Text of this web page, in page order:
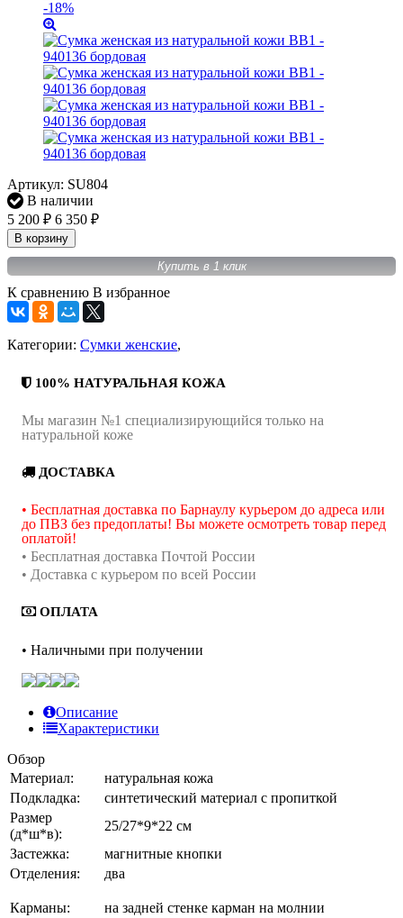
-18%
Артикул: SU804
В наличии
5 200 ₽ 6 350 ₽
В корзину
Купить в 1 клик
К сравнению В избранное
Категории: Сумки женские,
100% НАТУРАЛЬНАЯ КОЖА
Мы магазин №1 специализирующийся только на
натуральной коже
ДОСТАВКА
• Бесплатная доставка по Барнаулу курьером до адреса или
до ПВЗ без предоплаты! Вы можете осмотреть товар перед
оплатой!
• Бесплатная доставка Почтой России
• Доставка с курьером по всей России
ОПЛАТА
• Наличными при получении
Описание
Характеристики
Обзор
Материал:
натуральная кожа
Подкладка:
синтетический материал с пропиткой
Размер
(д*ш*в):
25/27*9*22 см
Застежка:
магнитные кнопки
Отделения:
два
Карманы: на задней стенке карман на молнии